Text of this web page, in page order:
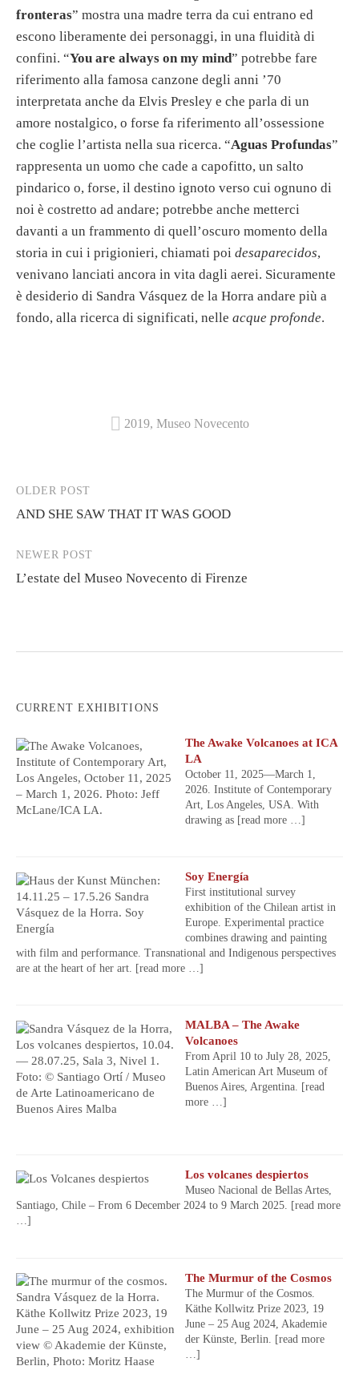
fronteras” mostra una madre terra da cui entrano ed
escono liberamente dei personaggi, in una fluidità di
confini. “You are always on my mind” potrebbe fare
riferimento alla famosa canzone degli anni ’70
interpretata anche da Elvis Presley e che parla di un
amore nostalgico, o forse fa riferimento all’ossessione
che coglie l’artista nella sua ricerca. “Aguas Profundas”
rappresenta un uomo che cade a capofitto, un salto
pindarico o, forse, il destino ignoto verso cui ognuno di
noi è costretto ad andare; potrebbe anche metterci
davanti a un frammento di quell’oscuro momento della
storia in cui i prigionieri, chiamati poi desaparecidos,
venivano lanciati ancora in vita dagli aerei. Sicuramente
è desiderio di Sandra Vásquez de la Horra andare più a
fondo, alla ricerca di significati, nelle acque profonde.
2019, Museo Novecento
Post
navigation
OLDER POST
AND SHE SAW THAT IT WAS GOOD
NEWER POST
L’estate del Museo Novecento di Firenze
CURRENT EXHIBITIONS
The Awake Volcanoes at ICA
LA
October 11, 2025—March 1,
2026. Institute of Contemporary
Art, Los Angeles, USA. With
drawing as [read more …]
Soy Energía
First institutional survey
exhibition of the Chilean artist in
Europe. Experimental practice
combines drawing and painting
with film and performance. Transnational and Indigenous perspectives
are at the heart of her art. [read more …]
MALBA – The Awake
Volcanoes
From April 10 to July 28, 2025,
Latin American Art Museum of
Buenos Aires, Argentina. [read
more …]
Los volcanes despiertos
Museo Nacional de Bellas Artes,
Santiago, Chile – From 6 December 2024 to 9 March 2025. [read more
…]
The Murmur of the Cosmos
The Murmur of the Cosmos.
Käthe Kollwitz Prize 2023, 19
June – 25 Aug 2024, Akademie
der Künste, Berlin.
[read more
…]